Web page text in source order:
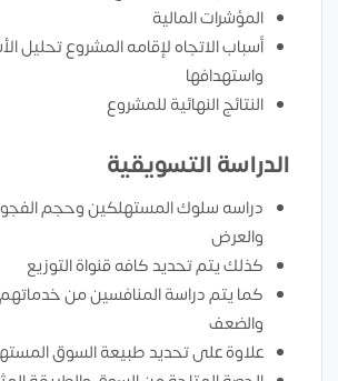
المؤشرات المالية
أسباب الاتجاه لإقامه المشروع تحليل
واستهدافها
النتائج النهائية للمشروع
الدراسة التسويقية
دراسه سلوك المستهلكين وحجم
والعرض
كذلك يتم تحديد كافه قنواة التوزيع
كما يتم دراسة المنافسين من
والضعف
علاوة على تحديد طبيعة السوق